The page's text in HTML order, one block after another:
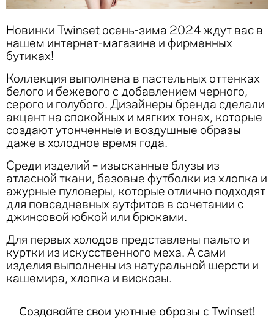
Новинки Twinset осень-зима 2024 ждут вас в
нашем интернет-магазине и фирменных
бутиках!
Коллекция выполнена в пастельных оттенках
белого и бежевого с добавлением черного,
серого и голубого. Дизайнеры бренда сделали
акцент на спокойных и мягких тонах, которые
создают утонченные и воздушные образы
даже в холодное время года.
Среди изделий – изысканные блузы из
атласной ткани, базовые футболки из хлопка и
ажурные пуловеры, которые отлично подходят
для повседневных аутфитов в сочетании с
джинсовой юбкой или брюками.
Для первых холодов представлены пальто и
куртки из искусственного меха. А сами
изделия выполнены из натуральной шерсти и
кашемира, хлопка и вискозы.
Создавайте свои уютные образы с Twinset!